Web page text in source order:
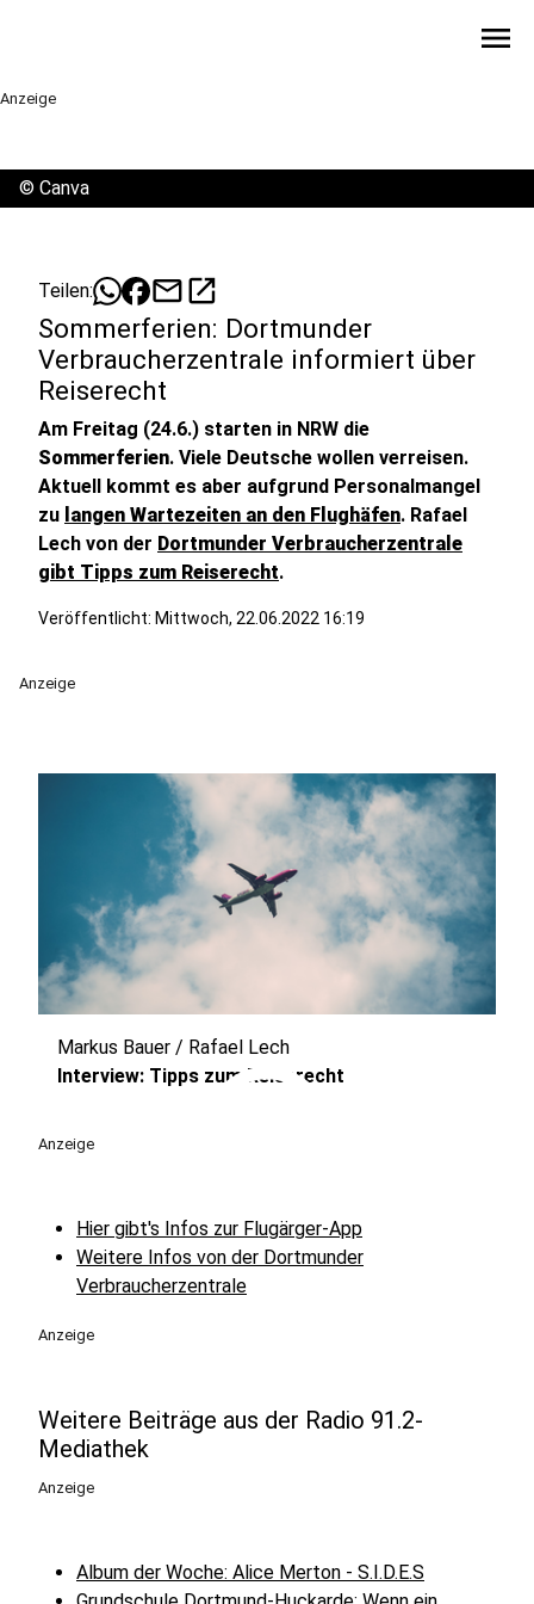
menu
Anzeige
© Canva
Teilen: mailopen_in_new
Sommerferien: Dortmunder
Verbraucherzentrale informiert über
Reiserecht
Am Freitag (24.6.) starten in NRW die
Sommerferien. Viele Deutsche wollen verreisen.
Aktuell kommt es aber aufgrund Personalmangel
zu langen Wartezeiten an den Flughäfen. Rafael
Lech von der Dortmunder Verbraucherzentrale
gibt Tipps zum Reiserecht.
Veröffentlicht: Mittwoch, 22.06.2022 16:19
Anzeige
play_circle
Markus Bauer / Rafael Lech
Interview: Tipps zum Reiserecht
Anzeige
Hier gibt's Infos zur Flugärger-App
Weitere Infos von der Dortmunder
Verbraucherzentrale
Anzeige
Weitere Beiträge aus der Radio 91.2-
Mediathek
Anzeige
Album der Woche: Alice Merton - S.I.D.E.S